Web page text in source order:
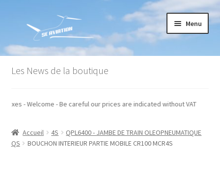
la
navigation
contenu
Menu
Accueil
Conditions générales de vente
Mon compte
Les News de la boutique
taxes - Welcome - Be careful our prices are indicated without VAT
Accueil 4S
QPL6400 - JAMBE DE TRAIN OLEOPNEUMATIQUE
QS
BOUCHON INTERIEUR PARTIE MOBILE CR100 MCR4S